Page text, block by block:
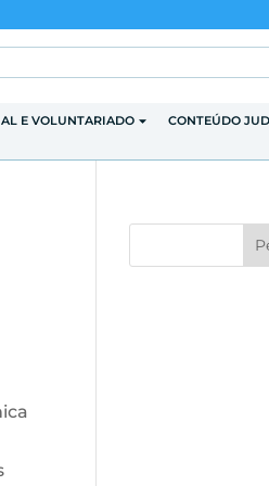
E VOLUNTARIADO CONTEÚDO